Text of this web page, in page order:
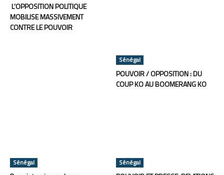
L’OPPOSITION POLITIQUE
MOBILISE MASSIVEMENT
CONTRE LE POUVOIR
Sénégal
POUVOIR / OPPOSITION : DU
COUP KO AU BOOMERANG KO
Sénégal Sénégal